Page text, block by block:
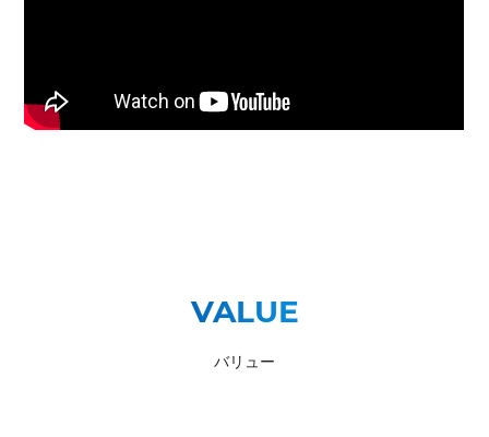
VALUE
バリュー